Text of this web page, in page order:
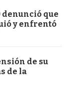
denunció que
y enfrentó
de su
de la